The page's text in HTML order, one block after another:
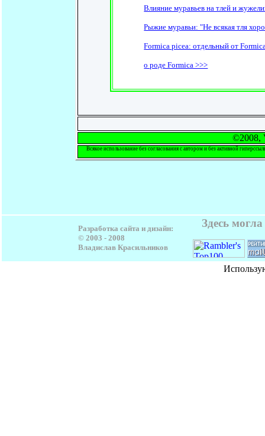
Влияние муравьев на тлей и
Рыжие муравьи: "Не всякая тля
Formica picea: отдельный от
о роде Formica >>>
©2008,
Всякое использование без согласования с автором и без активной
Разработка сайта и дизайн:
© 2003 - 2008
Владислав Красильников
Здесь